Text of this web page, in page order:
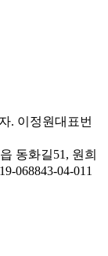
. 이정원대표번
동화길51, 원희
068843-04-011